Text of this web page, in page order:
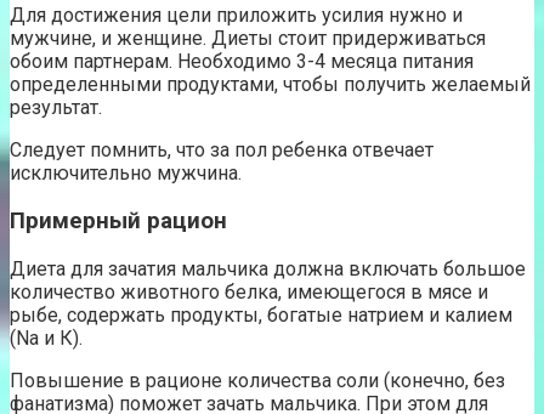
Для достижения цели приложить усилия нужно и
мужчине, и женщине. Диеты стоит придерживаться
обоим партнерам. Необходимо 3-4 месяца питания
определенными продуктами, чтобы получить желаемый
результат.
Следует помнить, что за пол ребенка отвечает
исключительно мужчина.
Примерный рацион
Диета для зачатия мальчика должна включать большое
количество животного белка, имеющегося в мясе и
рыбе, содержать продукты, богатые натрием и калием
(Na и К).
Повышение в рационе количества соли (конечно, без
фанатизма) поможет зачать мальчика. При этом для